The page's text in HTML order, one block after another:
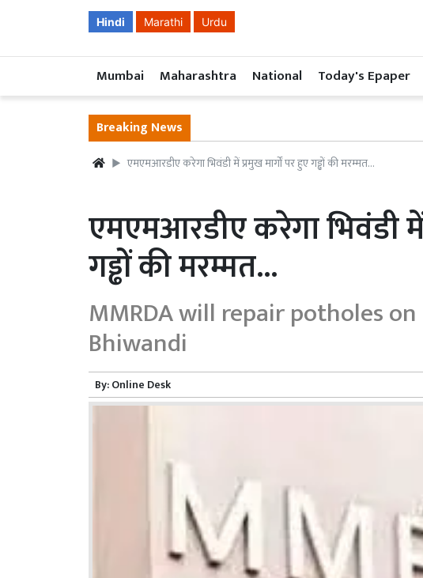
Hindi Marathi Urdu
Mumbai Maharashtra National Today's Epaper
Breaking News
एमएमआरडीए करेगा भिवंडी में प्रमुख मार्गों पर हुए गड्ढों की मरम्मत...
एमएमआरडीए करेगा भिवंडी में
गड्ढों की मरम्मत...
MMRDA will repair potholes
Bhiwandi
By:Online Desk